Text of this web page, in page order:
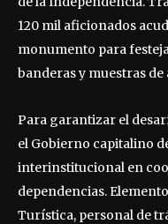
120 mil aficionados
monumento para
banderas y muestras
Para garantizar el
el Gobierno capitalino
interinstitucional en
dependencias.
Turística, personal de